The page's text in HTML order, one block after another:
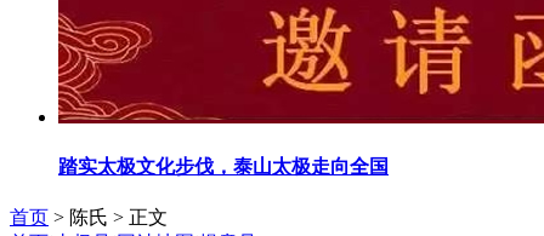
踏实太极文化步伐，泰山太极走向全国
首页 > 陈氏 > 正文